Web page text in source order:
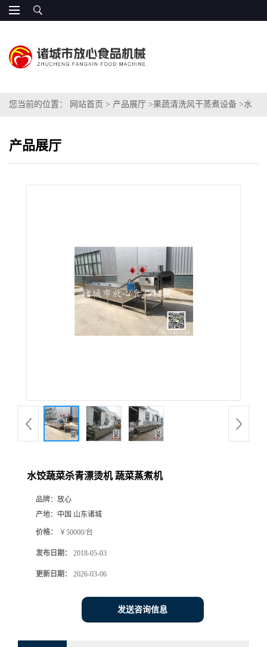
您当前的位置： 网站首页 > 产品展厅 >果蔬清洗风干蒸煮设备 >水
产品展厅
水饺蔬菜杀青漂烫机 蔬菜蒸煮机
品牌： 放心
产地： 中国 山东诸城
价格： ￥50000/台
发布日期： 2018-05-03
更新日期： 2026-03-06
发送咨询信息